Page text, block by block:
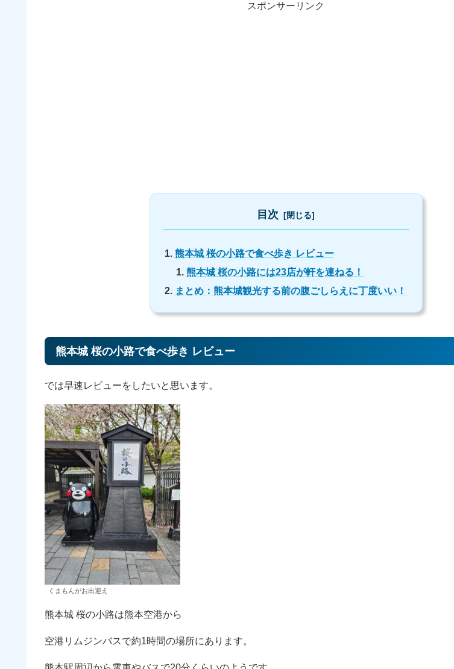
スポンサーリンク
目次
熊本城 桜の小路で食べ歩き レビュー
熊本城 桜の小路には23店が軒を連ねる！
まとめ：熊本城観光する前の腹ごしらえに丁度いい！
熊本城 桜の小路で食べ歩き レビュー
では早速レビューをしたいと思います。
くまもんがお出迎え
熊本城 桜の小路は熊本空港から
空港リムジンバスで約1時間の場所にあります。